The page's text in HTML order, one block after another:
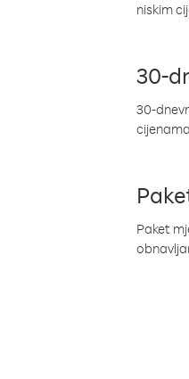
niskim
30-
30-
Paket